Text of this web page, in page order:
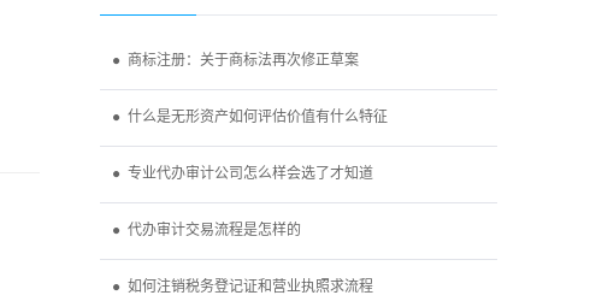
● 商标注册：关于商标法再次修正草案
● 什么是无形资产如何评估价值有什么特征
● 专业代办审计公司怎么样会选了才知道
● 代办审计交易流程是怎样的
● 如何注销税务登记证和营业执照求流程